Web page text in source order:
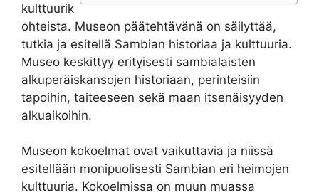
kulttuurik
ohteista. Museon päätehtävänä on säilyttää,
tutkia ja esitellä Sambian historiaa ja kulttuuria.
Museo keskittyy erityisesti sambialaisten
alkuperäiskansojen historiaan, perinteisiin
tapoihin, taiteeseen sekä maan itsenäisyyden
alkuaikoihin.
Museon kokoelmat ovat vaikuttavia ja niissä
esitellään monipuolisesti Sambian eri heimojen
kulttuuria. Kokoelmissa on muun muassa